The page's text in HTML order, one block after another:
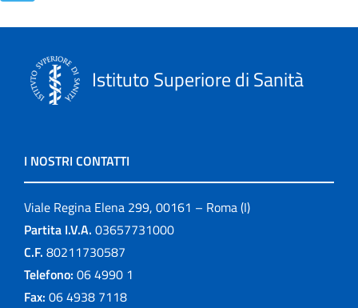
Istituto Superiore di Sanità
I NOSTRI CONTATTI
Viale Regina Elena 299, 00161 – Roma (I)
Partita I.V.A. 03657731000
C.F. 80211730587
Telefono: 06 4990 1
Fax: 06 4938 7118